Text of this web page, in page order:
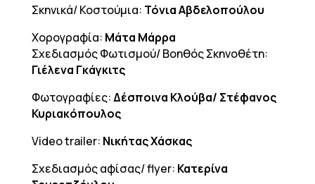
Σκηνικά/ Κοστούμια: Τόνια Αβδελοπούλου
Χορογραφία: Μάτα Μάρρα
Σχεδιασμός Φωτισμού/ Βοηθός Σκηνοθέτη:
Γιέλενα Γκάγκιτς
Φωτογραφίες:Δέσποινα Κλούβα/ Στέφανος
Κυριακόπουλος
Video trailer: Νικήτας Χάσκας
Σχεδιασμός αφίσας/ flyer: Κατερίνα